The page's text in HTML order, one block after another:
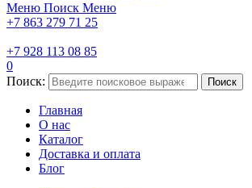
Меню Поиск Меню
+7 863 279 71 25
+7 928 113 08 85
0
Поиск:
Поиск
Главная
О нас
Каталог
Доставка и оплата
Блог